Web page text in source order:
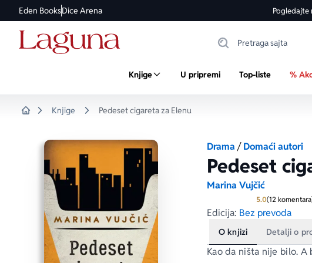
Eden BooksDice Arena Pogledajte
Knjige U pripremi Top-liste %
Knjige Pedeset cigareta za Elenu
Drama/Domaći autori
Pedeset
Marina Vujčić
5.0Prosecna
(12
Edicija: Bez prevoda
O knjizi Detalji o
Kao da ništa nije bilo. A